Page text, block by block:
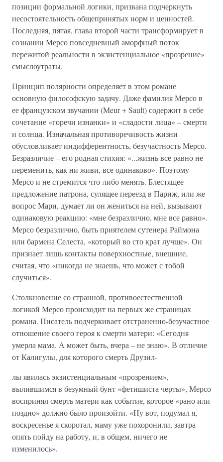
позиции формальной логики, призвана подчеркнуть
несостоятельность общепринятых норм и ценностей.
Последняя, пятая, глава второй части трансформирует в
сознании Мерсо повседневный аморфный поток
пережитой реальности в экзистенциальное «прозрение»
смыслоутраты.
Принцип полярности определяет в этом романе
основную философскую задачу. Даже фамилия Мерсо в
ее французском звучании (Meur + Sault) содержит в себе
сочетание «горечи изнанки» и «сладости лица» – смерти
и солнца. Изначальная противоречивость жизни
обусловливает индифферентность, безучастность Мерсо.
Безразличие – его родная стихия: «...жизнь все равно не
переменить, как ни живи, все одинаково». Поэтому
Мерсо и не стремится что-либо менять. Блестящее
предложение патрона, сулящее переезд в Париж, или же
вопрос Мари, думает ли он жениться на ней, вызывают
одинаковую реакцию: «мне безразлично, мне все равно».
Мерсо безразлично, быть приятелем сутенера Раймона
или бармена Селеста, «который во сто крат лучше». Он
признает лишь контакты поверхностные, внешние,
считая, что «никогда не знаешь, что может с тобой
случиться».
Столкновение со странной, противоестественной
логикой Мерсо происходит на первых же страницах
романа. Писатель подчеркивает отстраненно-безучастное
отношение своего героя к смерти матери: «Сегодня
умерла мама. А может быть, вчера – не знаю». В отличие
от Калигулы, для которого смерть Друзил-
лы явилась экзистенциальным «прозрением»,
вылившимся в безумный бунт «фетишиста черты», Мерсо
воспринял смерть матери как событие, которое «рано или
поздно» должно было произойти. «Ну вот, подумал я,
воскресенье я скоротал, маму уже похоронили, завтра
опять пойду на работу, и, в общем, ничего не
изменилось».